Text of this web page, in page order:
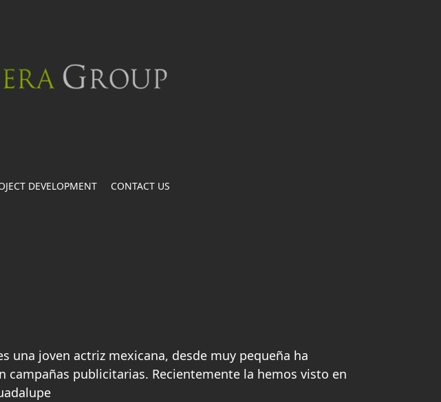
DEVELOPMENT CONTACT US
una joven actriz mexicana, desde muy pequeña ha
campañas publicitarias. Recientemente la hemos visto en